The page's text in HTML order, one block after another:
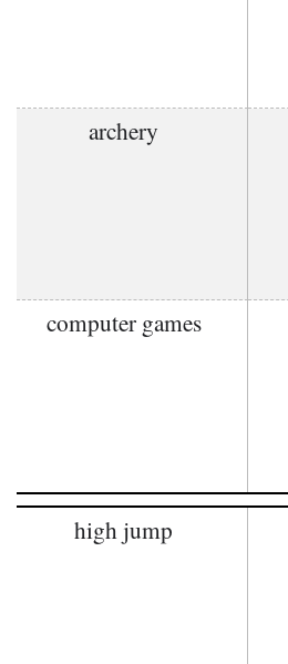
archery
computer games
high jump